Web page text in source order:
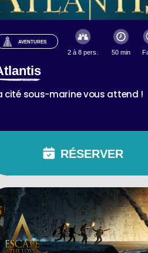
AVENTURES
2 à 8 pers. 50 min
cité sous-marine vous attend !
RÉSERVER